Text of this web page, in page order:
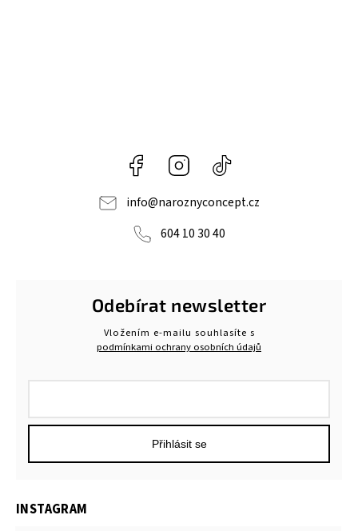
Facebook Instagram
info@naroznyconcept.cz
604 10 30 40
Odebírat newsletter
Vložením e-mailu souhlasíte s
podmínkami ochrany osobních údajů
Přihlásit se
INSTAGRAM